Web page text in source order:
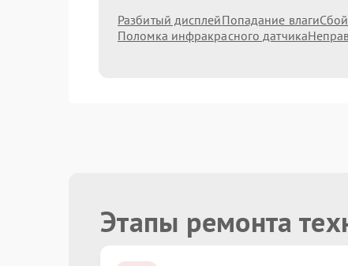
Разбитый дисплейПопадание влаги
Поломка инфракрасного датчика
Этапы ремонта